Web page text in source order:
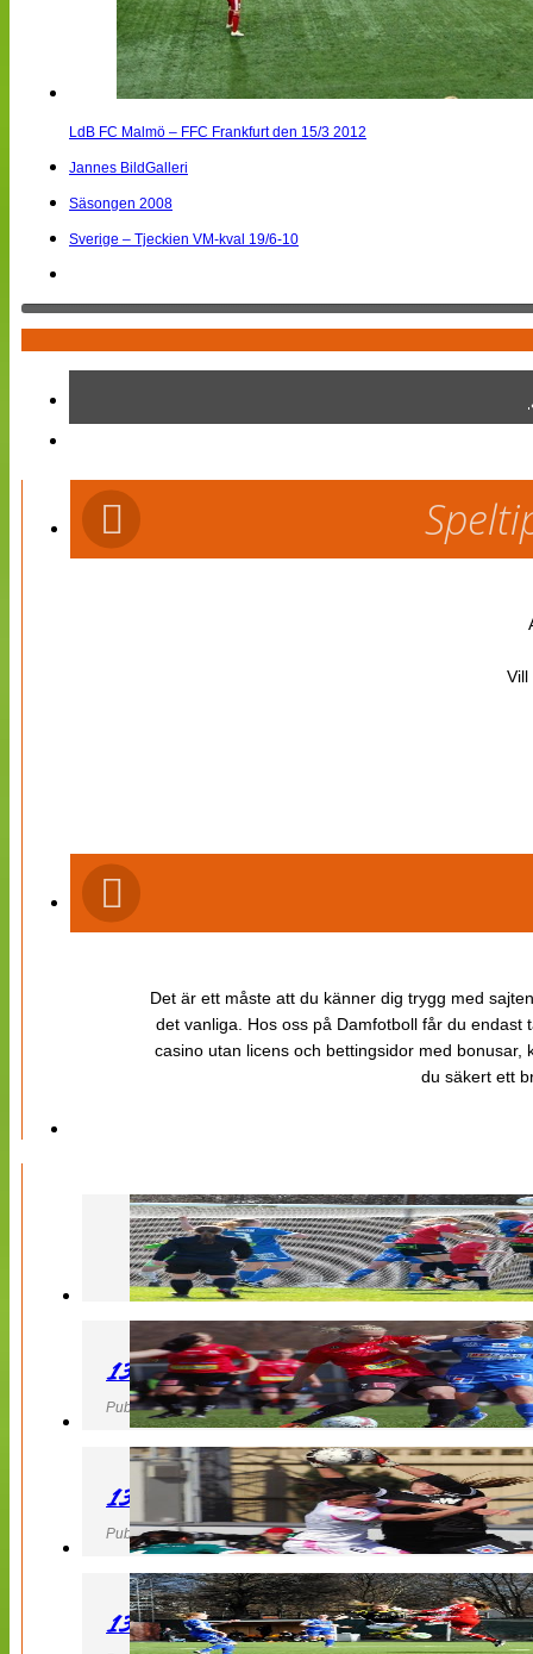
LdB FC Malmö – FFC Frankfurt den 15/3 2012
Jannes BildGalleri
Säsongen 2008
Sverige – Tjeckien VM-kval 19/6-10
Vill
Det är ett måste att du känner dig trygg med
det vanliga. Hos oss på Damfotboll får du
casino utan licens och bettingsidor med
du säkert ett
130427 LB 07 – QBIK
Publicerad 27 April 2013, 22:40
130427 IF Limhamn Bunkeflo – QBIK
Publicerad 27 April 2013, 21:10
130427 LdB FC Malmö – Mallbackens IF